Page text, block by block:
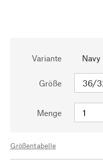
Variante Navy
Größe
Menge
Größentabelle